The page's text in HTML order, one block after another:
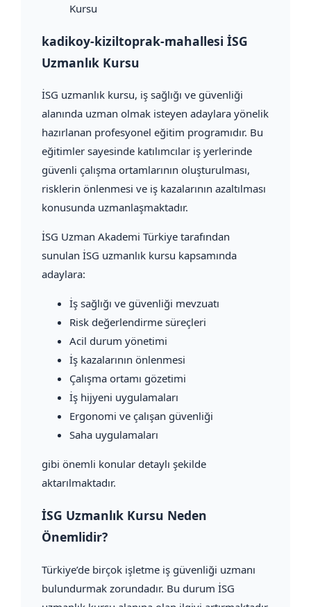
Kursu
kadikoy-kiziltoprak-mahallesi İSG
Uzmanlık Kursu
İSG uzmanlık kursu, iş sağlığı ve güvenliği
alanında uzman olmak isteyen adaylara yönelik
hazırlanan profesyonel eğitim programıdır. Bu
eğitimler sayesinde katılımcılar iş yerlerinde
güvenli çalışma ortamlarının oluşturulması,
risklerin önlenmesi ve iş kazalarının azaltılması
konusunda uzmanlaşmaktadır.
İSG Uzman Akademi Türkiye tarafından
sunulan İSG uzmanlık kursu kapsamında
adaylara:
İş sağlığı ve güvenliği mevzuatı
Risk değerlendirme süreçleri
Acil durum yönetimi
İş kazalarının önlenmesi
Çalışma ortamı gözetimi
İş hijyeni uygulamaları
Ergonomi ve çalışan güvenliği
Saha uygulamaları
gibi önemli konular detaylı şekilde
aktarılmaktadır.
İSG Uzmanlık Kursu Neden
Önemlidir?
Türkiye’de birçok işletme iş güvenliği uzmanı
bulundurmak zorundadır. Bu durum İSG